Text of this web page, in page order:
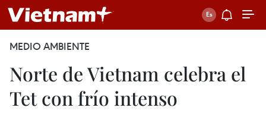
MEDIO AMBIENTE
Norte de Vietnam celebra el
Tet con frío intenso